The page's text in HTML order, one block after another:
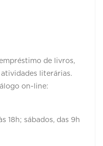
de livros,
literárias.
on-line:
18h; sábados, das 9h